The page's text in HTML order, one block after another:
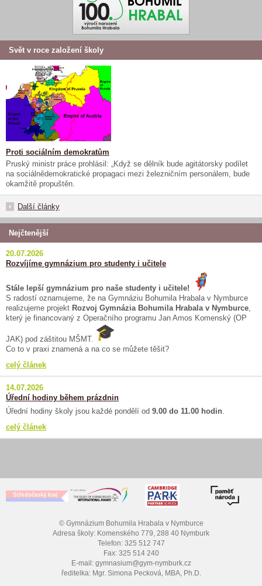
Svět v roce založení školy
Proti sociálním demokratům
Pruský ministr práce prohlásil: „Když se dělník bude agitátorsky podílet
na sociálnědemokratické propagaci mezi železničním personálem, bude
okamžitě propuštěn.
Další články
Nejčtenější
20.07.2026
Rozvíjíme gymnázium pro studenty i učitele
Stále lepší gymnázium pro naše studenty i učitele!
S radostí oznamujeme, že na Gymnáziu Bohumila Hrabala v Nymburce
realizujeme projekt Rozvoj Gymnázia Bohumila Hrabala v Nymburce
který je financovaný z Operačního programu Jan Amos Komenský (OP
JAK) pod záštitou MŠMT.
Co to v praxi znamená a na co se můžete těšit?
celý článek
14.07.2026
Úřední hodiny během prázdnin
Úřední hodiny školy jsou každé pondělí od 9.00 do 11.00 hodin
celý článek
© Gymnázium Bohumila Hrabala v Nymburce
Adresa školy: Komenského 779, 288 40 Nymburk
Telefon: 325 512 747
Fax: 325 514 240
E-mail: gymnasium@gym-nymburk.cz
ředitelka: Mgr. Simona Pecková, MBA, Ph.D.